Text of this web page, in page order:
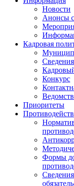
Новости
Анонсы
Кадровая
Конкурс
Приоритеты
Формы